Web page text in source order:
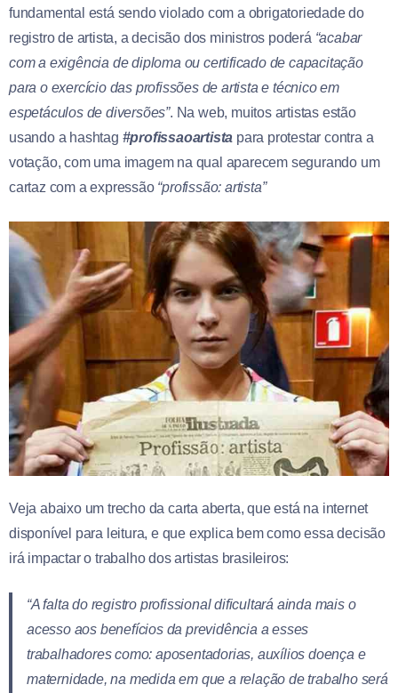
fundamental está sendo violado com a obrigatoriedade do
registro de artista, a decisão dos ministros poderá “acabar
com a exigência de diploma ou certificado de capacitação
para o exercício das profissões de artista e técnico em
espetáculos de diversões”. Na web, muitos artistas estão
usando a hashtag #profissaoartista para protestar contra a
votação, com uma imagem na qual aparecem segurando um
cartaz com a expressão“profissão: artista”
Veja abaixo um trecho da carta aberta, que está na internet
disponível para leitura, e que explica bem como essa decisão
irá impactar o trabalho dos artistas brasileiros:
“A falta do registro profissional dificultará ainda mais o
acesso aos benefícios da previdência a esses
trabalhadores como: aposentadorias, auxílios doença e
maternidade, na medida em que a relação de trabalho será